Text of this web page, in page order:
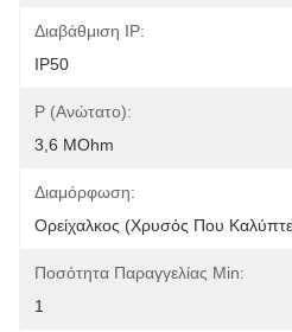
Διαβάθμιση IP:
IP50
Ρ (ανώτατο):
3,6 MOhm
Διαμόρφωση:
Ορείχαλκος (χρυσός Που
Ποσότητα Παραγγελίας Min:
1